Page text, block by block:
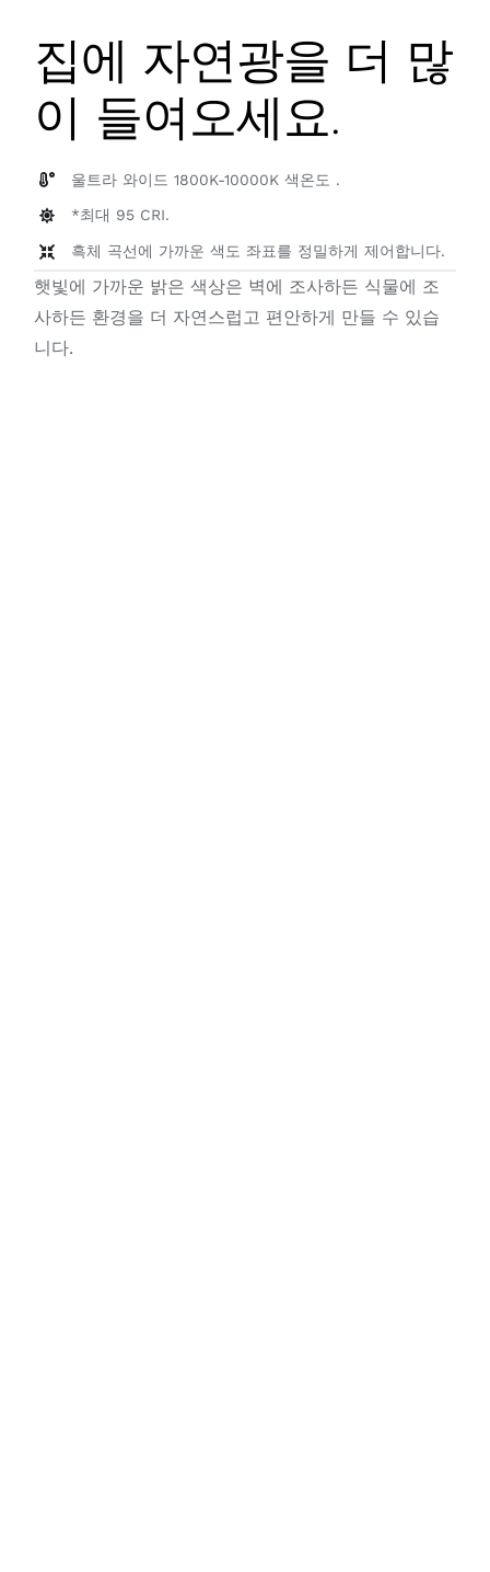
집에 자연광을 더 많
이 들여오세요.
울트라 와이드 1800K-10000K 색온도 .
*최대 95 CRI.
흑체 곡선에 가까운 색도 좌표를 정밀하게 제어합니다.
햇빛에 가까운 밝은 색상은 벽에 조사하든 식물에 조
사하든 환경을 더 자연스럽고 편안하게 만들 수 있습
니다.